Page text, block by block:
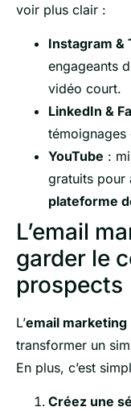
voir plus clair :
Instagram &
engageants
vidéo court.
LinkedIn &
témoignages
YouTube :
gratuits pour
plateforme
L’email
garder le
prospects
L’email marketing
transformer un
En plus, c’est
Créez une